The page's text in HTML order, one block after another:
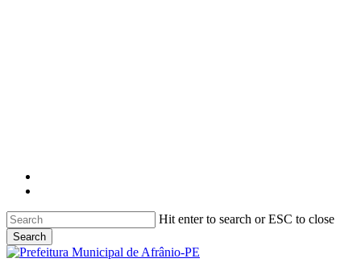
Hit enter to search or ESC to close
Search
Close